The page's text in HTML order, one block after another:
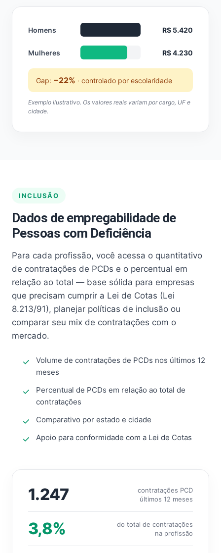
Homens R$ 5.420
Mulheres R$ 4.230
Gap: −22% · controlado por escolaridade
Exemplo ilustrativo. Os valores reais variam por cargo, UF e
cidade.
INCLUSÃO
Dados de empregabilidade de
Pessoas com Deficiência
Para cada profissão, você acessa o quantitativo
de contratações de PCDs e o percentual em
relação ao total — base sólida para empresas
que precisam cumprir a Lei de Cotas (Lei
8.213/91), planejar políticas de inclusão ou
comparar seu mix de contratações com o
mercado.
Volume de contratações de PCDs nos últimos 12
meses
Percentual de PCDs em relação ao total de
contratações
Comparativo por estado e cidade
Apoio para conformidade com a Lei de Cotas
1.247
contratações PCD
últimos 12 meses
3,8%
do total de contratações
na profissão